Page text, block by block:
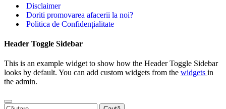
Disclaimer
Doriti promovarea afacerii la noi?
Politica de Confidențialitate
Header Toggle Sidebar
This is an example widget to show how the Header Toggle Sidebar
looks by default. You can add custom widgets from the widgets in
the admin.